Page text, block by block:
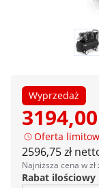
Wyprzedaż
Oferta
2596,75 zł
Najniższa cena w
Rabat ilościowy